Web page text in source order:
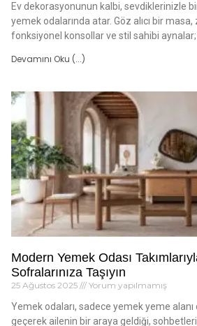
Ev dekorasyonunun kalbi, sevdiklerinizle
yemek odalarında atar. Göz alıcı bir
fonksiyonel konsollar ve stil sahibi
Devamını Oku (...)
Modern Yemek Odası
Sofralarınıza Taşıyın
25 Ağustos 2025 Yorum yapılmamış
Yemek odaları, sadece yemek yeme alanı
geçerek ailenin bir araya geldiği,